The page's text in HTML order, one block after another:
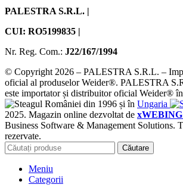
PALESTRA S.R.L. |
CUI: RO5199835 |
Nr. Reg. Com.: J22/167/1994
© Copyright 2026 – PALESTRA S.R.L. –
oficial al produselor Weider®. PALESTRA
este importator și distribuitor oficial Weider®
din 1996 și în Ungaria
2025. Magazin online dezvoltat de
Business Software & Management Solutions.
rezervate.
Căutare
Meniu
Categorii